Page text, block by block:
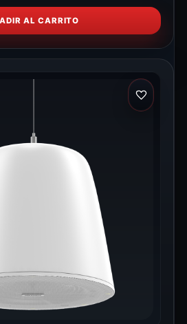
AL CARRITO